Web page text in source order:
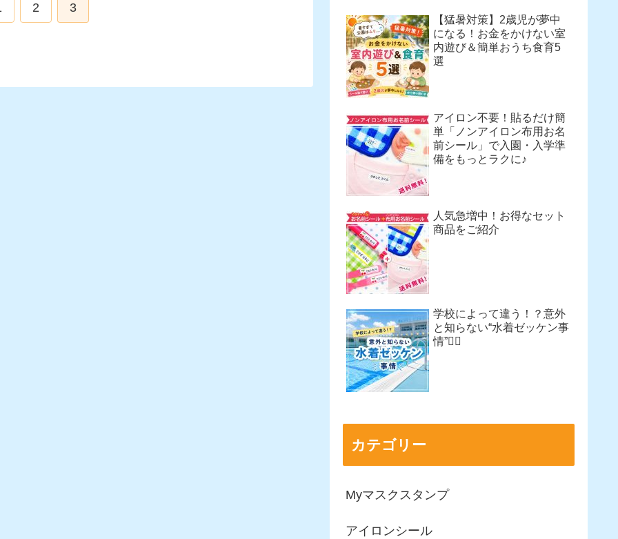
2 3
【猛暑対策】2歳児が夢中
になる！お金をかけない室
内遊び＆簡単おうち食育5
選
アイロン不要！貼るだけ簡
単「ノンアイロン布用お名
前シール」で入園・入学準
備をもっとラクに♪
人気急増中！お得なセット
商品をご紹介
学校によって違う！？意外
と知らない“水着ゼッケン事
情”🏊‍♀️
カテゴリー
Myマスクスタンプ
アイロンシール